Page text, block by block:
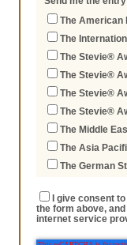
The
The
The Stevie®
The Stevie®
The Stevie®
The Stevie®
The Middle
The Asia
The German
I give consent
the form above,
internet service